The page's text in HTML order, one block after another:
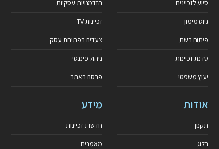
סיוע לזכיינים
גיוס מימון
פיתוח רשת
סדנת זכיינות
יעוץ משפטי
הזדמנויות עסקיות
זכיינות TV
צעדים בפתיחת עסק
ניהול פיננסי
פרסם באתר
אודות
תקנון
בלוג
מידע
חדשות זכיינות
מאמרים